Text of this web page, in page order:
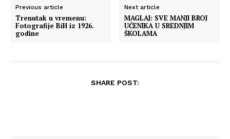
Previous article
Trenutak u vremenu:
Fotografije BiH iz 1926.
godine
Next article
MAGLAJ: SVE MANJI BROJ
UČENIKA U SREDNJIM
ŠKOLAMA
SHARE POST: